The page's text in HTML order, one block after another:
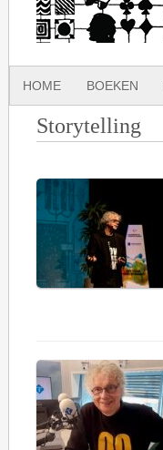
HOME BOEKEN
Storytelling